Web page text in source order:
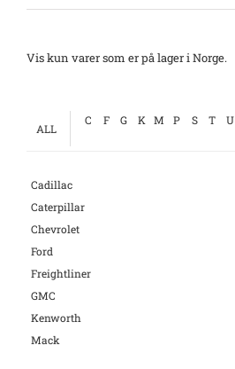
Vis kun varer som er på lager i Norge.
ALL
C F G K M P S T U
Cadillac
Caterpillar
Chevrolet
Ford
Freightliner
GMC
Kenworth
Mack